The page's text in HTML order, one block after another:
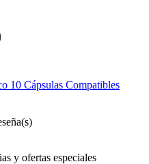
10 Cápsulas Compatibles
y ofertas especiales